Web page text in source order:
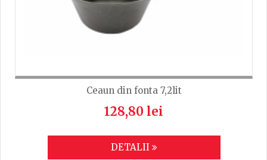
Ceaun din fonta 7,2lit
128,80 lei
DETALII